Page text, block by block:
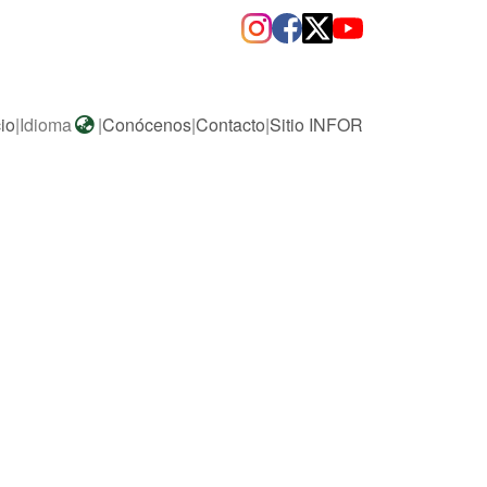
|Idioma |Conócenos|Contacto|Sitio INFOR